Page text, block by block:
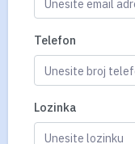
Telefon
Lozinka